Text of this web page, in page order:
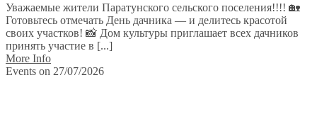
Уважаемые жители Паратунского сельского поселения!!!! 🏡
Готовьтесь отмечать День дачника — и делитесь красотой
своих участков! 📸 Дом культуры приглашает всех дачников
принять участие в [...]
More Info
Events on 27/07/2026